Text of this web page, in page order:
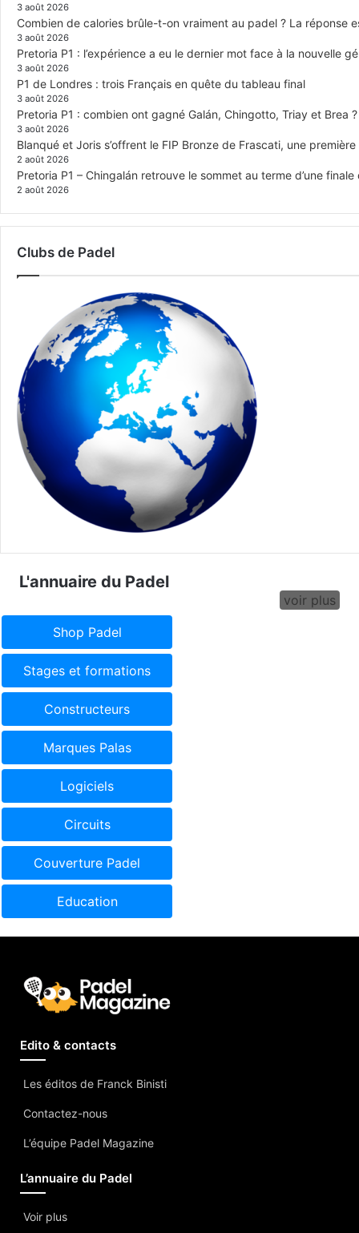
3 août 2026
Combien de calories brûle-t-on vraiment au padel ? La réponse
3 août 2026
Pretoria P1 : l’expérience a eu le dernier mot face à la nouvelle
3 août 2026
P1 de Londres : trois Français en quête du tableau final
3 août 2026
Pretoria P1 : combien ont gagné Galán, Chingotto, Triay et Brea ?
3 août 2026
Blanqué et Joris s’offrent le FIP Bronze de Frascati, une
2 août 2026
Pretoria P1 – Chingalán retrouve le sommet au terme d’une
2 août 2026
Clubs de Padel
L'annuaire du Padel
voir plus
Shop Padel
Stages et formations
Constructeurs
Marques Palas
Logiciels
Circuits
Couverture Padel
Education
Edito & contacts
Les éditos de Franck Binisti
Contactez-nous
L’équipe Padel Magazine
L’annuaire du Padel
Voir plus